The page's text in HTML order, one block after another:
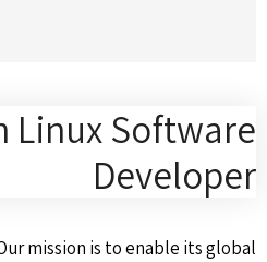
Linux Software
Developer
mission is to enable its global